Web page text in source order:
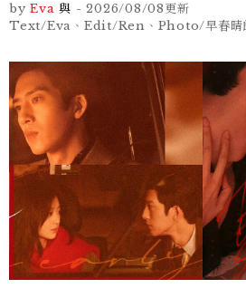
by Eva 與 -2026/08/08更新
Text/Eva、Edit/Ren、Photo/早春晴